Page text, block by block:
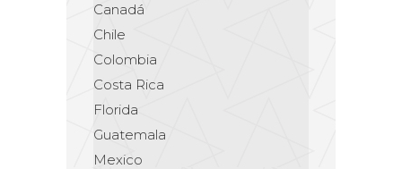
Canadá
Chile
Colombia
Costa Rica
Florida
Guatemala
Mexico